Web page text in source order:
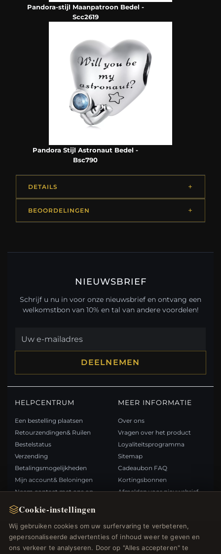
Cookie-instellingen
Wij gebruiken cookies om uw surfervaring te verbeteren,
gepersonaliseerde advertenties of inhoud weer te geven en
ons verkeer te analyseren. Door op "Alles accepteren" te
Pandora-stijl Maanpatroon Bedel -
Scc2619
Pandora Stijl Astronaut Bedel -
Bsc790
DETAILS
BEOORDELINGEN
NIEUWSBRIEF
Schrijf u nu in voor onze nieuwsbrief en ontvang een
welkomstbon van 10% en tal van andere voordelen!
DEELNEMEN
HELPCENTRUM
Een bestelling plaatsen
Retourzendingen& Ruilen
Bestelstatus
Verzending
Betalingsmogelijkheden
Mijn account& Beloningen
Neem contact met ons op
MEER INFORMATIE
Over ons
Vragen over het product
Loyaliteitsprogramma
Sitemap
Cadeaubon FAQ
Kortingsbonnen
Afmelden voor nieuwsbrief
Nieuwe producten
Specials